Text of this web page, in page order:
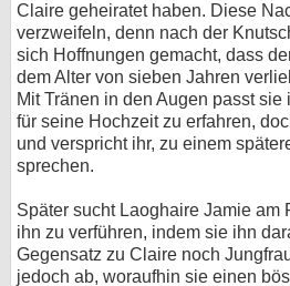
Claire geheiratet haben. Diese
verzweifeln, denn nach der
sich Hoffnungen gemacht, dass
dem Alter von sieben Jahren
Mit Tränen in den Augen passt sie
für seine Hochzeit zu erfahren,
und verspricht ihr, zu einem
sprechen.
Später sucht Laoghaire Jamie am
ihn zu verführen, indem sie ihn
Gegensatz zu Claire noch
jedoch ab, woraufhin sie einen